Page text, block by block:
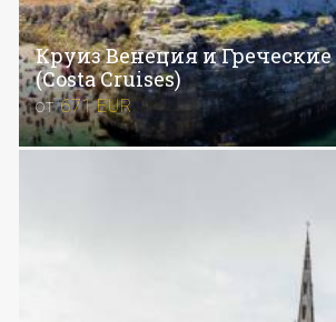
Круиз Венеция и Греческие
(Costa Cruises)
от671EUR